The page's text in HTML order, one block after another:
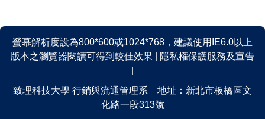
課程規劃
螢幕解析度設為800*600或1024*768，建議使用IE6.0以上
版本之瀏覽器閱讀可得到較佳效果 |
隱私權保護服務及宣告
致理科技大學 行銷與流通管理系 地址：新北市板橋區文
化路一段313號